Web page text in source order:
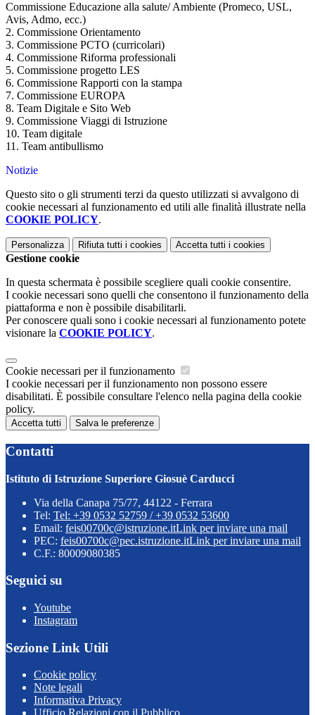
Commissione Educazione alla salute/ Ambiente (Promeco, USL,
Avis, Admo, ecc.)
2. Commissione Orientamento
3. Commissione PCTO (curricolari)
4. Commissione Riforma professionali
5. Commissione progetto LES
6. Commissione Rapporti con la stampa
7. Commissione EUROPA
8. Team Digitale e Sito Web
9. Commissione Viaggi di Istruzione
10. Team digitale
11. Team antibullismo
Notizie
Questo sito o gli strumenti terzi da questo utilizzati si avvalgono di
cookie necessari al funzionamento ed utili alle finalità illustrate nella
COOKIE POLICY.
Personalizza Rifiuta tutti i cookies Accetta tutti i cookies
Gestione cookie
In questa schermata è possibile scegliere quali cookie consentire.
I cookie necessari sono quelli che consentono il funzionamento della
piattaforma e non è possibile disabilitarli.
Per conoscere quali sono i cookie necessari al funzionamento potete
visionare la COOKIE POLICY.
Cookie necessari per il funzionamento
I cookie necessari per il funzionamento non possono essere
disabilitati. È possibile consultare l'elenco nella pagina della cookie
policy.
Accetta tutti Salva le preferenze
Contatti
Istituto di Istruzione Superiore Giosuè Carducci
Via della Canapa 75/77, 44122 - Ferrara
Tel: Tel: +39 0532 52759 / +39 0532 53600
Email: feis00700c@istruzione.itLink per inviare una mail
PEC: feis00700c@pec.istruzione.itLink per inviare una mail
C.F.: 80009080385
Seguici su
Youtube
Instagram
Sezione Link Utili
Cookie policy
Note legali
Informativa Privacy